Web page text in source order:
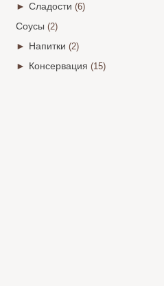
► Сладости (6)
Соусы (2)
► Напитки (2)
► Консервация (15)